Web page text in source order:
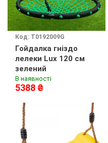
Код: T0192009G
Гойдалка гніздо
лелеки Lux 120 см
зелений
В наявності
5388 ₴